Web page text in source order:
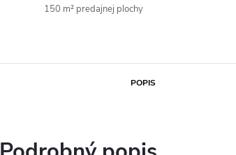
150 m² predajnej plochy
POPIS